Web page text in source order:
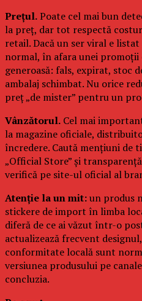
Prețul.Poate cel mai bun
la preț, dar tot respectă
retail. Dacă un ser viral e
normal, în afara unei
generoasă: fals, expirat, stoc
ambalaj schimbat. Nu orice
preț „de mister” pentru un
Vânzătorul. Cel mai
la magazine oficiale,
încredere. Caută mențiuni de
„Official Store” și
verifică pe site-ul oficial al
Atenție la un mit:un produs
stickere de import în limba
diferă de ce ai văzut într-o
actualizează frecvent
conformitate locală sunt
versiunea produsului pe
concluzia.